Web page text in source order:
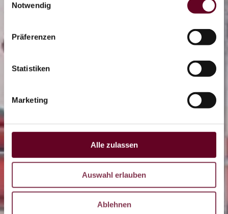
Notwendig
Präferenzen
Statistiken
Marketing
Alle zulassen
Auswahl erlauben
Ablehnen
0/2
Coaster